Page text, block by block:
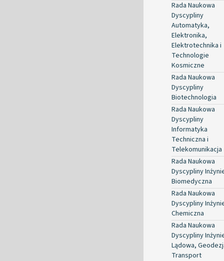
Rada Naukowa
Dyscypliny
Automatyka,
Elektronika,
Elektrotechnika i
Technologie
Kosmiczne
Rada Naukowa
Dyscypliny
Biotechnologia
Rada Naukowa
Dyscypliny
Informatyka
Techniczna i
Telekomunikacja
Rada Naukowa
Dyscypliny
Biomedyczna
Rada Naukowa
Dyscypliny
Chemiczna
Rada Naukowa
Dyscypliny
Lądowa,
Transport